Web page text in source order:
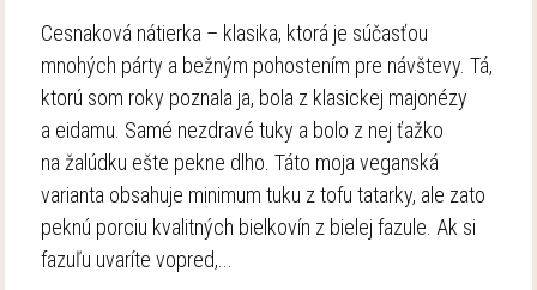
Cesnaková nátierka – klasika, ktorá je súčasťou
mnohých párty a bežným pohostením pre návštevy. Tá,
ktorú som roky poznala ja, bola z klasickej majonézy
a eidamu. Samé nezdravé tuky a bolo z nej ťažko
na žalúdku ešte pekne dlho. Táto moja veganská
varianta obsahuje minimum tuku z tofu tatarky, ale zato
peknú porciu kvalitných bielkovín z bielej fazule. Ak si
fazuľu uvaríte vopred,...